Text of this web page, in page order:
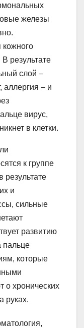
железы
кожного
В результате
слой –
аллергия – и
вирус,
в клетки.
к группе
результате
и
сильные
развитию
пальце
которые
о хронических
руках.